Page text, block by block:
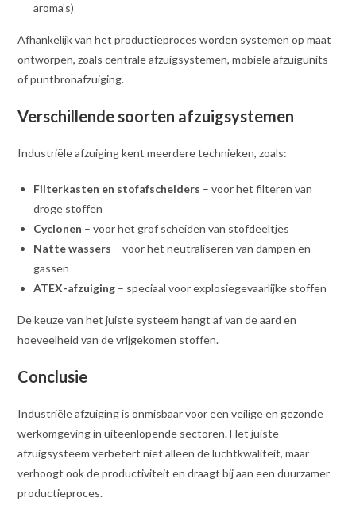
aroma’s)
Afhankelijk van het productieproces worden systemen op maat
ontworpen, zoals centrale afzuigsystemen, mobiele afzuigunits
of puntbronafzuiging.
Verschillende soorten afzuigsystemen
Industriële afzuiging kent meerdere technieken, zoals:
Filterkasten en stofafscheiders – voor het filteren van
droge stoffen
Cyclonen – voor het grof scheiden van stofdeeltjes
Natte wassers – voor het neutraliseren van dampen en
gassen
ATEX-afzuiging – speciaal voor explosiegevaarlijke stoffen
De keuze van het juiste systeem hangt af van de aard en
hoeveelheid van de vrijgekomen stoffen.
Conclusie
Industriële afzuiging is onmisbaar voor een veilige en gezonde
werkomgeving in uiteenlopende sectoren. Het juiste
afzuigsysteem verbetert niet alleen de luchtkwaliteit, maar
verhoogt ook de productiviteit en draagt bij aan een duurzamer
productieproces.